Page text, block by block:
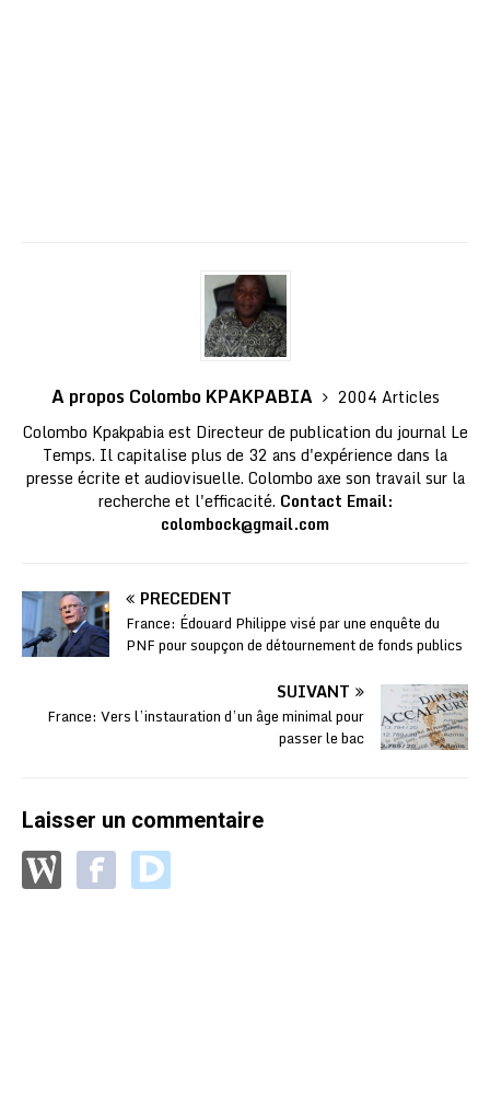
A propos Colombo KPAKPABIA
2004 Articles
Colombo Kpakpabia est Directeur de publication du journal Le
Temps. Il capitalise plus de 32 ans d'expérience dans la
presse écrite et audiovisuelle. Colombo axe son travail sur la
recherche et l'efficacité. Contact Email:
colombock@gmail.com
PRÉCÉDENT
France: Édouard Philippe visé par une enquête du
PNF pour soupçon de détournement de fonds publics
SUIVANT
France: Vers l’instauration d’un âge minimal pour
passer le bac
Laisser un commentaire